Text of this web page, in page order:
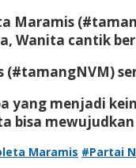
Maramis
Wanita cantik
yang menjadi
bisa
Maramis #Partai